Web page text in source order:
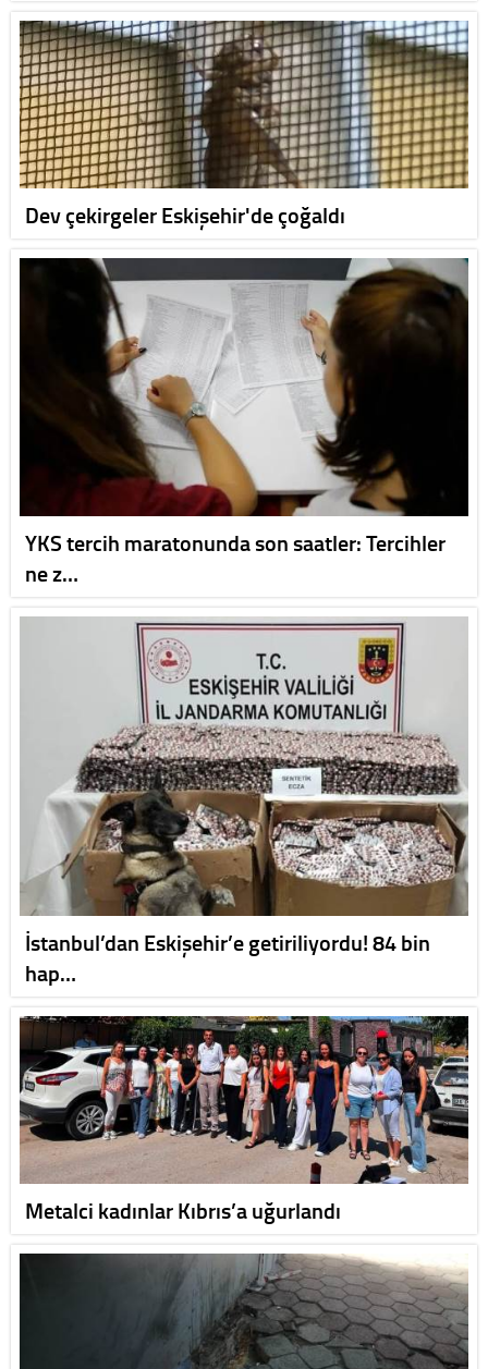
Dev çekirgeler Eskişehir'de çoğaldı
YKS tercih maratonunda son saatler: Tercihler
ne z…
İstanbul’dan Eskişehir’e getiriliyordu! 84 bin
hap…
Metalci kadınlar Kıbrıs’a uğurlandı